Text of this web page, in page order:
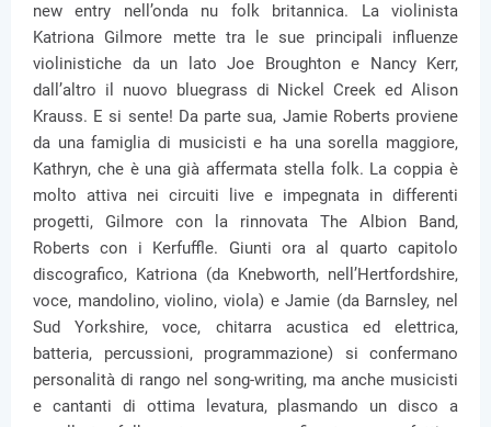
new entry nell’onda nu folk britannica. La violinista
Katriona Gilmore mette tra le sue principali influenze
violinistiche da un lato Joe Broughton e Nancy Kerr,
dall’altro il nuovo bluegrass di Nickel Creek ed Alison
Krauss. E si sente! Da parte sua, Jamie Roberts proviene
da una famiglia di musicisti e ha una sorella maggiore,
Kathryn, che è una già affermata stella folk. La coppia è
molto attiva nei circuiti live e impegnata in differenti
progetti, Gilmore con la rinnovata The Albion Band,
Roberts con i Kerfuffle. Giunti ora al quarto capitolo
discografico, Katriona (da Knebworth, nell’Hertfordshire,
voce, mandolino, violino, viola) e Jamie (da Barnsley, nel
Sud Yorkshire, voce, chitarra acustica ed elettrica,
batteria, percussioni, programmazione) si confermano
personalità di rango nel song-writing, ma anche musicisti
e cantanti di ottima levatura, plasmando un disco a